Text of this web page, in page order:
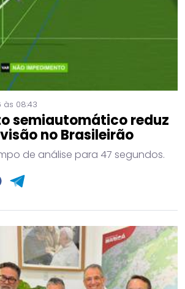
08:43
semiautomático reduz
no Brasileirão
de análise para 47 segundos.